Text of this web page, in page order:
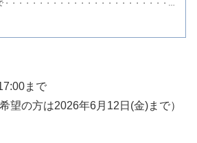
・・・・・・・・・・・・・・・・・・・・・・・・場
まで
望の方は2026年6月12日(金)まで）